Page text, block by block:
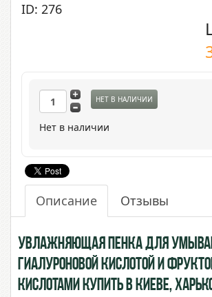
ID: 276
НЕТ В НАЛИЧИИ
Нет в наличии
Описание Отзывы
Увлажняющая пенка для
Гиалуроновой Кислотой и
Кислотами купить в Киеве,